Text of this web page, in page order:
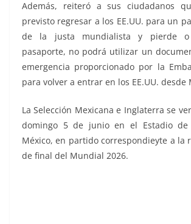
Además, reiteró a sus ciudadanos
previsto regresar a los EE.UU. para un
de la justa mundialista y pierde
pasaporte, no podrá utilizar un
emergencia proporcionado por la
para volver a entrar en los EE.UU. desde
La Selección Mexicana e Inglaterra se
domingo 5 de junio en el Estadio
México, en partido correspondieyte a la
de final del Mundial 2026.